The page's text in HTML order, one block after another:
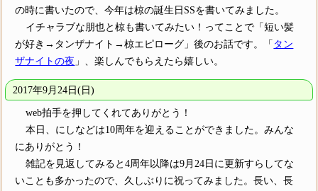
の時に書いたので、今年は椋の誕生日SSを書いてみました。
イチャラブな朋也と椋も書いてみたい！ってことで「短い髪
が好き→タンザナイト→椋エピローグ」後のお話です。「 タン
ザナイトの夜 」、楽しんでもらえたら嬉しい。
2017年9月24日(日)
web拍手を押してくれてありがとう！
本日、にしなどは10周年を迎えることができました。みんな
にありがとう！
雑記を見返してみると4周年以降は9月24日に更新すらしてな
いことも多かったので、久しぶりに祝ってみました。長い、長